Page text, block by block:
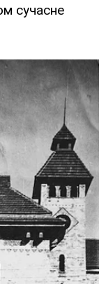
сучасне